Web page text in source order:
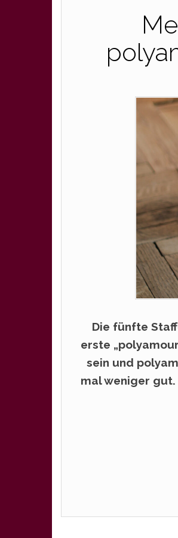
Die fünfte
erste
sein und
mal weniger